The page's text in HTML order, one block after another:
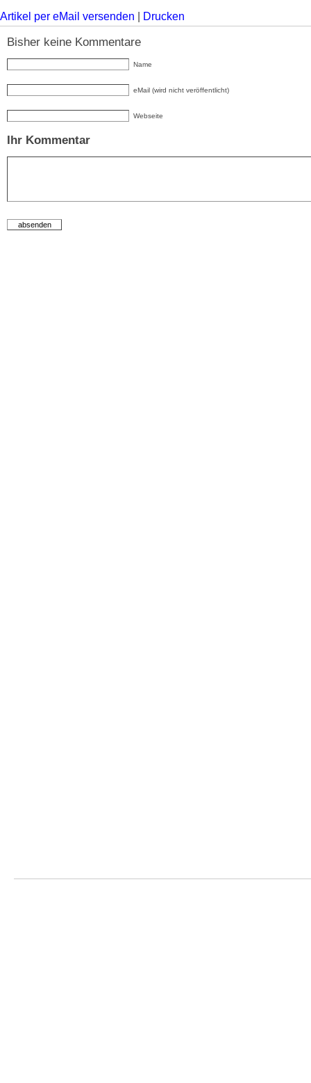
Artikel per eMail versenden Drucken
Bisher keine Kommentare
Name
eMail (wird nicht veröffentlicht)
Webseite
Ihr Kommentar